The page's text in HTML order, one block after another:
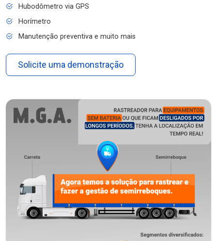
Hubodômetro via GPS
Horímetro
Manutenção preventiva e muito mais
Solicite uma demonstração